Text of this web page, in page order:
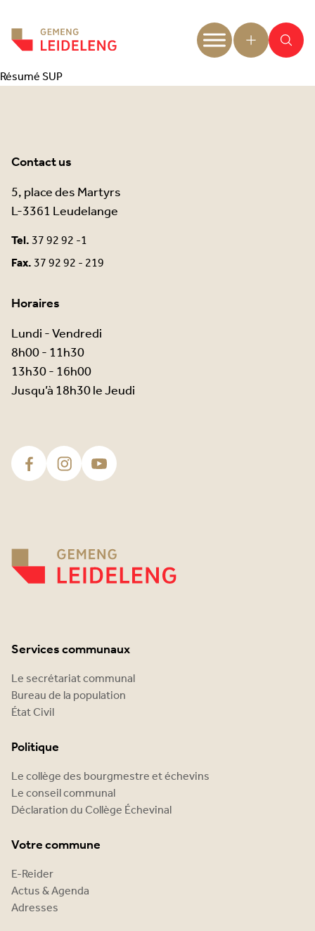
Résumé SUP
Contact us
5, place des Martyrs
L-3361 Leudelange
Tel.37 92 92 -1
Fax.37 92 92 - 219
Horaires
Lundi - Vendredi
8h00 - 11h30
13h30 - 16h00
Jusqu’à 18h30 le Jeudi
Services communaux
Le secrétariat communal
Bureau de la population
État Civil
Politique
Le collège des bourgmestre et échevins
Le conseil communal
Déclaration du Collège Échevinal
Votre commune
E-Reider
Actus & Agenda
Adresses